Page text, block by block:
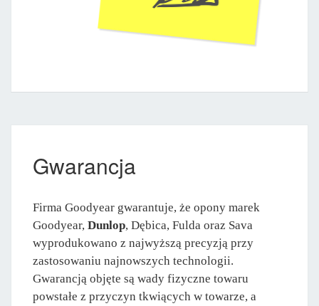
Gwarancja
Firma Goodyear gwarantuje, że opony marek
Goodyear, Dunlop, Dębica, Fulda oraz Sava
wyprodukowano z najwyższą precyzją przy
zastosowaniu najnowszych technologii.
Gwarancją objęte są wady fizyczne towaru
powstałe z przyczyn tkwiących w towarze, a